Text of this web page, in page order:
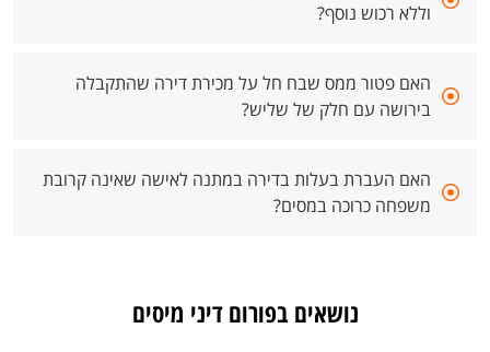
וללא רכוש נוסף?
האם פטור ממס שבח חל על מכירת דירה שהתקבלה
בירושה עם חלק של שליש?
האם העברת בעלות בדירה במתנה לאישה שאינה קרובת
משפחה כרוכה במסים?
נושאים בפורום דיני מיסים